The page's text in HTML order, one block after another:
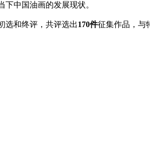
中国油画的发展现状。
选和终评，共评选出170件征集作品，与